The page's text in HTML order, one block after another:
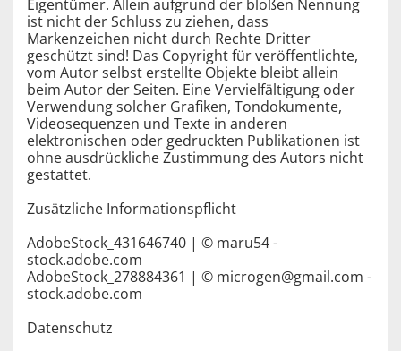
Eigentümer. Allein aufgrund der bloßen Nennung
ist nicht der Schluss zu ziehen, dass
Markenzeichen nicht durch Rechte Dritter
geschützt sind! Das Copyright für veröffentlichte,
vom Autor selbst erstellte Objekte bleibt allein
beim Autor der Seiten. Eine Vervielfältigung oder
Verwendung solcher Grafiken, Tondokumente,
Videosequenzen und Texte in anderen
elektronischen oder gedruckten Publikationen ist
ohne ausdrückliche Zustimmung des Autors nicht
gestattet.
Zusätzliche Informationspflicht
AdobeStock_431646740 | © maru54 -
stock.adobe.com
AdobeStock_278884361 | © microgen@gmail.com -
stock.adobe.com
Datenschutz